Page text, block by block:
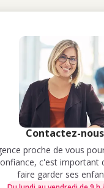
Contactez-nous
proche de vous
c'est important
faire garder ses